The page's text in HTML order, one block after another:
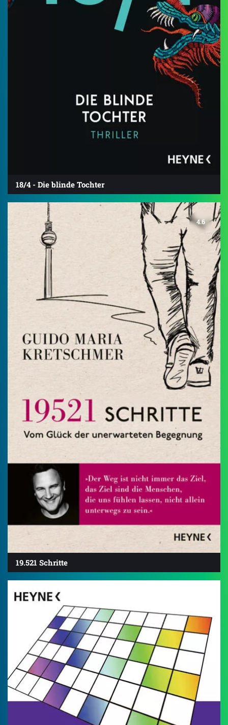
18/4 - Die blinde Tochter
4.6
19.521 Schritte